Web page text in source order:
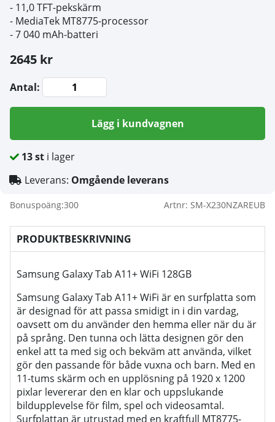
- 11,0TFT-pekskärm
- MediaTek MT8775-processor
-7 040 mAh-batteri
2645 kr
Antal:
Lägg i kundvagnen
13st i lager
Leverans: Omgående leverans
Bonuspoäng:300 Artnr: SM-X230NZAREUB
PRODUKTBESKRIVNING
Samsung Galaxy Tab A11+ WiFi 128GB
Samsung Galaxy Tab A11+ WiFi är en surfplatta som
är designad för att passa smidigt in i din vardag,
oavsett om du använder den hemma eller när du är
på språng. Den tunna och lätta designen gör den
enkel att ta med sig och bekväm att använda, vilket
gör den passande för både vuxna och barn. Med en
11-tums skärm och en upplösning på 1920 x 1200
pixlar levererar den en klar och uppslukande
bildupplevelse för film, spel och videosamtal.
Surfplattan är utrustad med en kraftfull MT8775-